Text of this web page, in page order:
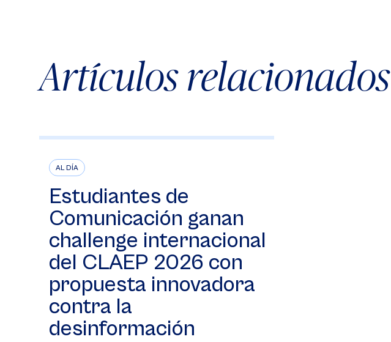
Artículos relacionados
AL DÍA
Estudiantes de
Comunicación ganan
challenge internacional
del CLAEP 2026 con
propuesta innovadora
contra la
desinformación